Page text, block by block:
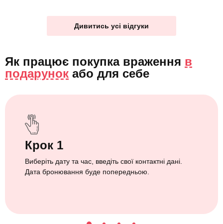
Дивитись усі відгуки
Як працює покупка враження в
подарунок або для себе
Крок 1
Виберіть дату та час, введіть свої контактні дані.
Дата бронювання буде попередньою.